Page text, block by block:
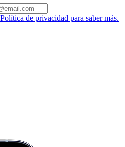
Política de privacidad para saber más.